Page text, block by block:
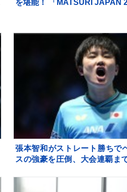
を堪能！ 「MATSURI JAPAN
張本智和がストレート勝ちで
スの強豪を圧倒、大会連覇ま